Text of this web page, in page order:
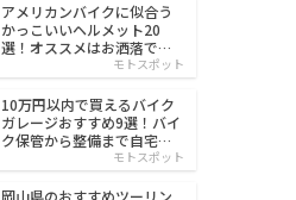
アメリカンバイクに似合う
かっこいいヘルメット20
選！オススメはお洒落でワ
モトスポット
10万円以内で買えるバイク
ガレージおすすめ9選！バイ
ク保管から整備まで自宅で
モトスポット